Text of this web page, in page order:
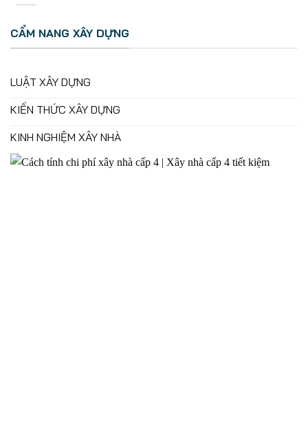
CẨM NANG XÂY DỰNG
LUẬT XÂY DỰNG
KIẾN THỨC XÂY DỰNG
KINH NGHIỆM XÂY NHÀ